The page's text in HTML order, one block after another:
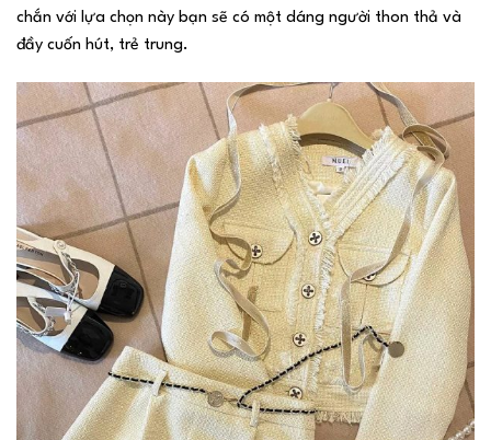
chắn với lựa chọn này bạn sẽ có một dáng người thon thả và
đầy cuốn hút, trẻ trung.